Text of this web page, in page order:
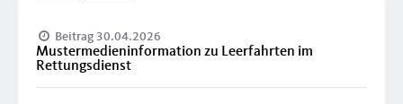
Beitrag 30.04.2026
Mustermedieninformation zu Leerfahrten im
Rettungsdienst